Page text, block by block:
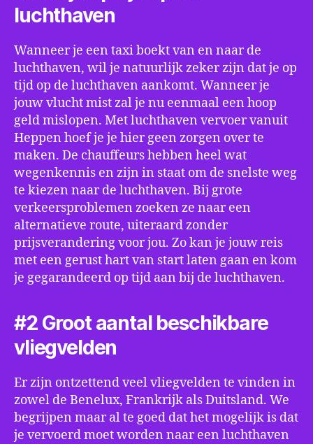
luchthaven
Wanneer je een taxi boekt van en naar de
luchthaven, wil je natuurlijk zeker zijn dat je op
tijd op de luchthaven aankomt. Wanneer je
jouw vlucht mist zal je nu eenmaal een hoop
geld mislopen. Met luchthaven vervoer vanuit
Heppen hoef je je hier geen zorgen over te
maken. De chauffeurs hebben heel wat
wegenkennis en zijn in staat om de snelste weg
te kiezen naar de luchthaven. Bij grote
verkeersproblemen zoeken ze naar een
alternatieve route, uiteraard zonder
prijsverandering voor jou. Zo kan je jouw reis
met een gerust hart van start laten gaan en kom
je gegarandeerd op tijd aan bij de luchthaven.
#2 Groot aantal beschikbare
vliegvelden
Er zijn ontzettend veel vliegvelden te vinden in
zowel de Benelux, Frankrijk als Duitsland. We
begrijpen maar al te goed dat het mogelijk is dat
je vervoerd moet worden naar een luchthaven